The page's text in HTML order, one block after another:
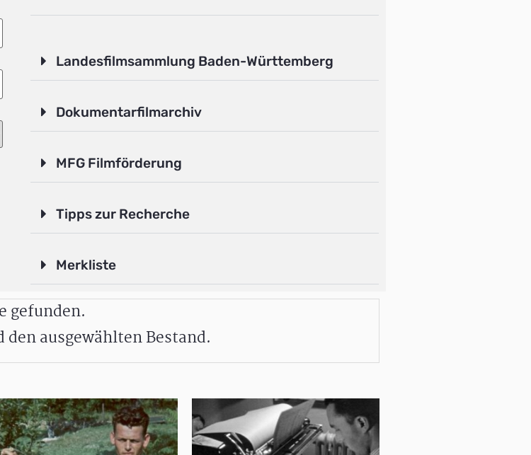
Landesfilmsammlung Baden-Württemberg
Dokumentarfilmarchiv
MFG Filmförderung
Tipps zur Recherche
Merkliste
gefunden.
ausgewählten Bestand.